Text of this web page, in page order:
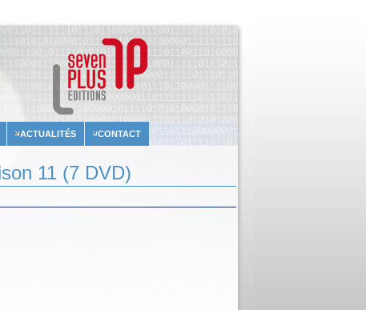
ACTUALITÉS CONTACT
11 (7 DVD)